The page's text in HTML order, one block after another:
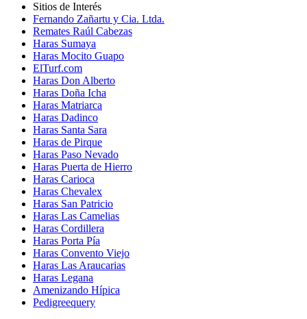
Sitios de Interés
Fernando Zañartu y Cia. Ltda.
Remates Raúl Cabezas
Haras Sumaya
Haras Mocito Guapo
ElTurf.com
Haras Don Alberto
Haras Doña Icha
Haras Matriarca
Haras Dadinco
Haras Santa Sara
Haras de Pirque
Haras Paso Nevado
Haras Puerta de Hierro
Haras Carioca
Haras Chevalex
Haras San Patricio
Haras Las Camelias
Haras Cordillera
Haras Porta Pía
Haras Convento Viejo
Haras Las Araucarias
Haras Legana
Amenizando Hípica
Pedigreequery